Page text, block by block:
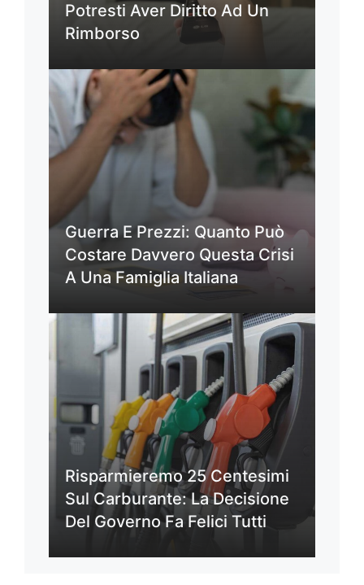
Potresti Aver Diritto Ad Un
Rimborso
Guerra E Prezzi: Quanto Può
Costare Davvero Questa Crisi
A Una Famiglia Italiana
Risparmieremo 25 Centesimi
Sul Carburante: La Decisione
Del Governo Fa Felici Tutti